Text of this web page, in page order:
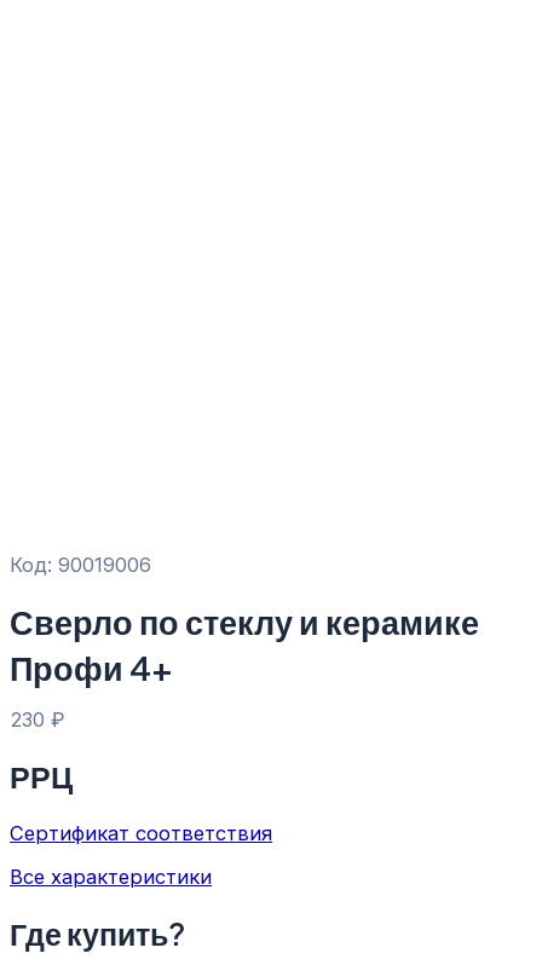
Код: 90019006
Сверло по стеклу и керамике
Профи 4+
230 ₽
РРЦ
Сертификат соответствия
Все характеристики
Где купить?